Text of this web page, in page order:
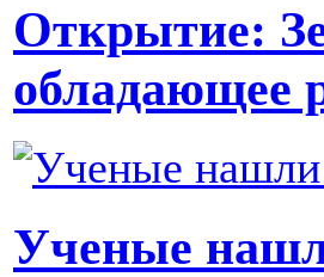
Открытие:
обладающее
Ученые